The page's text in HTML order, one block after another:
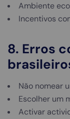
Ambiente
Incentivos
8. Erros
Não nomear
Escolher um
Activar